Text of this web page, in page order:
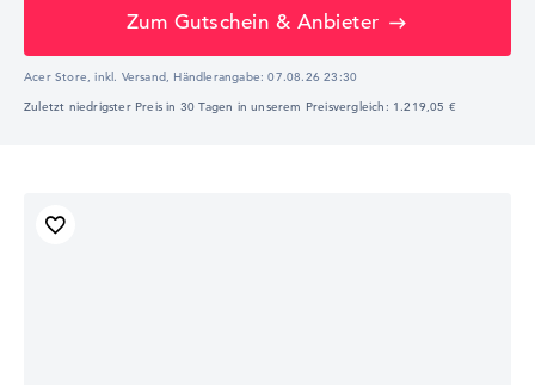
Zum Gutschein & Anbieter
Acer Store, inkl. Versand, Händlerangabe:07.08.26 23:30
Zuletzt niedrigster Preis in 30 Tagen in unserem Preisvergleich: 1.219,05 €